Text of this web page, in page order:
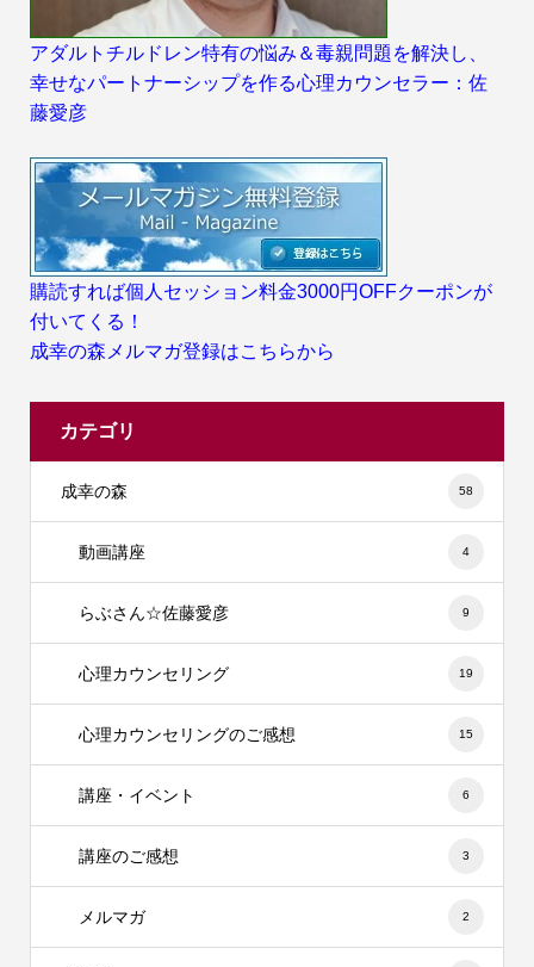
アダルトチルドレン特有の悩み＆毒親問題を解決し、
幸せなパートナーシップを作る心理カウンセラー：佐
藤愛彦
購読すれば個人セッション料金3000円OFFクーポンが
付いてくる！
成幸の森メルマガ登録はこちらから
カテゴリ
成幸の森 58
動画講座 4
らぶさん☆佐藤愛彦 9
心理カウンセリング 19
心理カウンセリングのご感想 15
講座・イベント 6
講座のご感想 3
メルマガ 2